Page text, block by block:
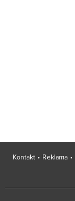
Kontakt Reklama